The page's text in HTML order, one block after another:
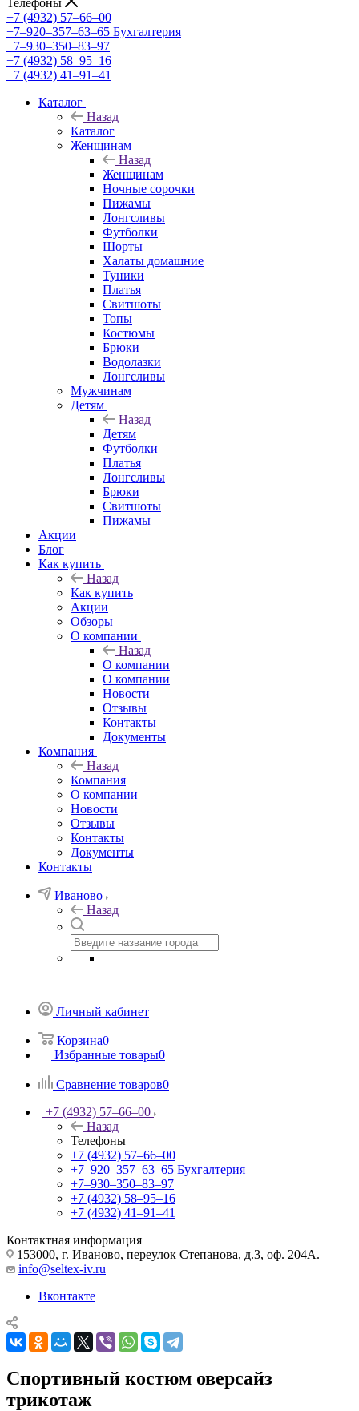
Телефоны
+7 (4932) 57‒66‒00
+7‒920‒357‒63‒65 Бухгалтерия
+7‒930‒350‒83‒97
+7 (4932) 58‒95‒16
+7 (4932) 41‒91‒41
Каталог
Назад
Каталог
Женщинам
Назад
Женщинам
Ночные сорочки
Пижамы
Лонгсливы
Футболки
Шорты
Халаты домашние
Туники
Платья
Свитшоты
Топы
Костюмы
Брюки
Водолазки
Лонгсливы
Мужчинам
Детям
Назад
Детям
Футболки
Платья
Лонгсливы
Брюки
Свитшоты
Пижамы
Акции
Блог
Как купить
Назад
Как купить
Акции
Обзоры
О компании
Назад
О компании
О компании
Новости
Отзывы
Контакты
Документы
Компания
Назад
Компания
О компании
Новости
Отзывы
Контакты
Документы
Контакты
Иваново
Назад
Личный кабинет
Корзина0
Избранные товары0
Сравнение товаров0
+7 (4932) 57‒66‒00
Назад
Телефоны
+7 (4932) 57‒66‒00
+7‒920‒357‒63‒65 Бухгалтерия
+7‒930‒350‒83‒97
+7 (4932) 58‒95‒16
+7 (4932) 41‒91‒41
Контактная информация
153000, г. Иваново, переулок Степанова, д.3, оф. 204А.
info@seltex-iv.ru
Вконтакте
Спортивный костюм оверсайз
трикотаж